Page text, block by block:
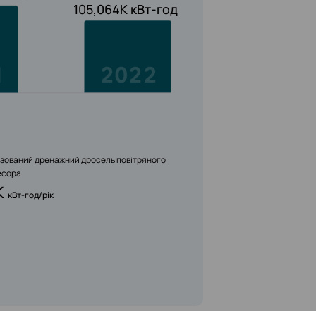
105,064K кВт-год
дренажний дросель повітряного
кВт-год/рік